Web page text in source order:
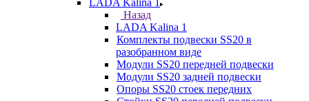
LADA Kalina 1
Назад
LADA Kalina 1
Комплекты подвески SS20 в
разобранном виде
Модули SS20 передней подвески
Модули SS20 задней подвески
Опоры SS20 стоек передних